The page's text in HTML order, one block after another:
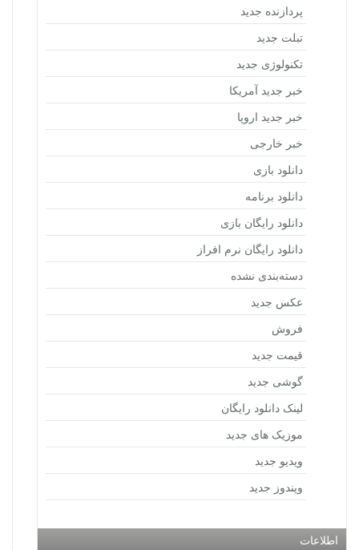
پردازنده جدید
تبلت جدید
تکنولوژی جدید
خبر جدید آمریکا
خبر جدید اروپا
خبر خارجی
دانلود بازی
دانلود برنامه
دانلود رایگان بازی
دانلود رایگان نرم افراز
دسته‌بندی نشده
عکس جدید
فروش
قیمت جدید
گوشی جدید
لینک دانلود رایگان
موزیک های جدید
ویدیو جدید
ویندوز جدید
اطلاعات